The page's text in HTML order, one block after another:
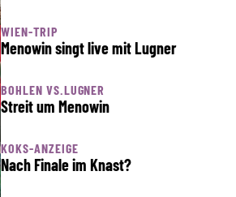
WIEN-TRIP
Menowin singt live mit Lugner
BOHLEN VS.LUGNER
Streit um Menowin
KOKS-ANZEIGE
Nach Finale im Knast?